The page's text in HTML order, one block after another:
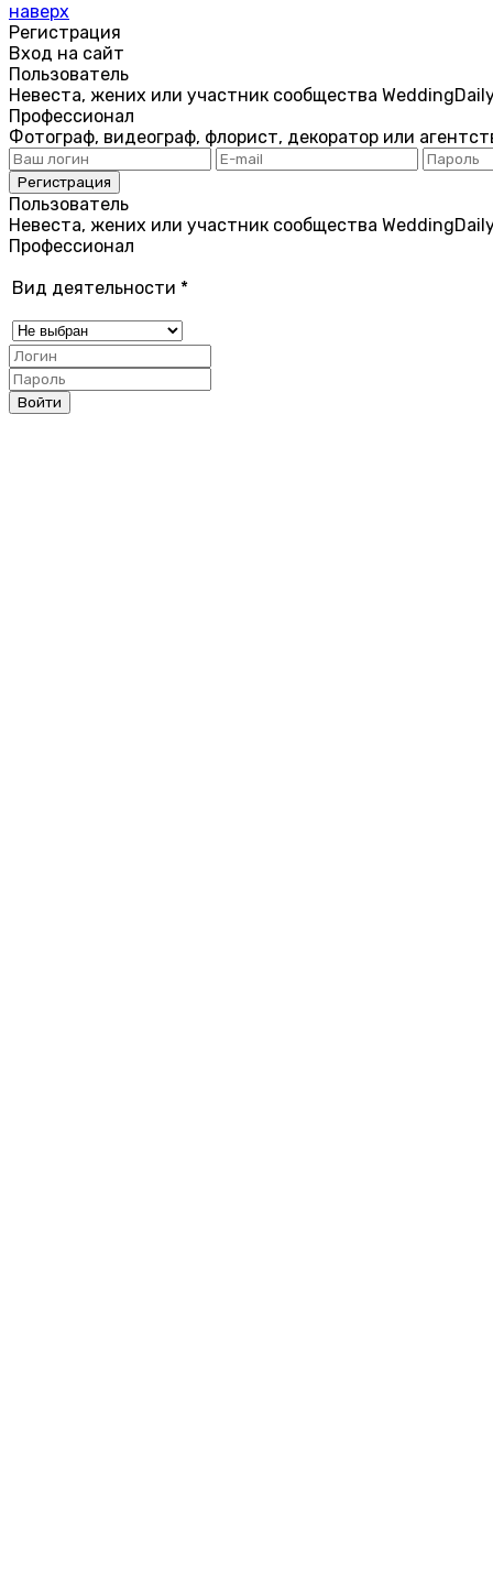
наверх
Регистрация
Вход на сайт
Пользователь
Невеста, жених или участник сообщества
Профессионал
Фотограф, видеограф, флорист, декоратор или
Пользователь
Невеста, жених или участник сообщества
Профессионал
Вид деятельности *